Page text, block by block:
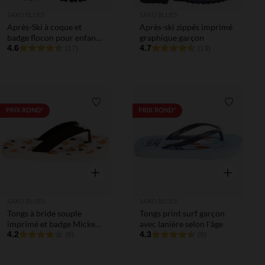
Après-Ski à coque et
badge flocon pour enfant
garçon
4.6
Après-ski zippés imprimé
graphique garçon
4.7
PRIX ROND* Liste de souhaits
Aperçu rapide
Tongs à bride souple
imprimé et badge Mickey
Disney garçon
4.2
PRIX ROND*
Aperçu
Tongs print surf garçon
avec lanière selon l'âge
4.3